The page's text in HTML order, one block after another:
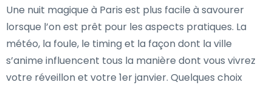
Une nuit magique à Paris est plus facile à savourer
lorsque l’on est prêt pour les aspects pratiques. La
météo, la foule, le timing et la façon dont la ville
s’anime influencent tous la manière dont vous vivrez
votre réveillon et votre 1er janvier. Quelques choix